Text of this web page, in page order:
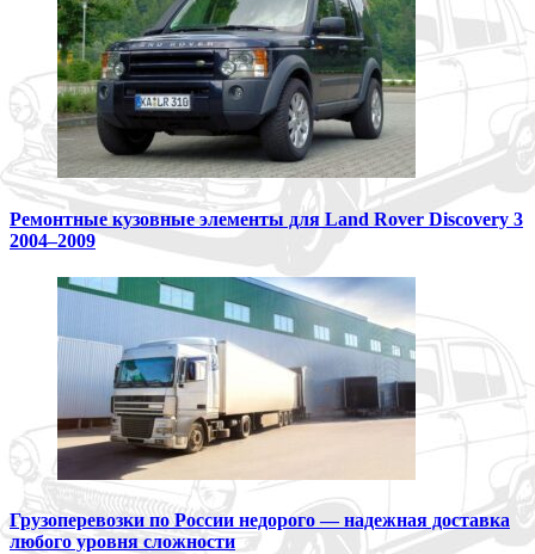
Ремонтные кузовные элементы для Land Rover Discovery 3
2004–2009
Грузоперевозки по России недорого — надежная доставка
любого уровня сложности